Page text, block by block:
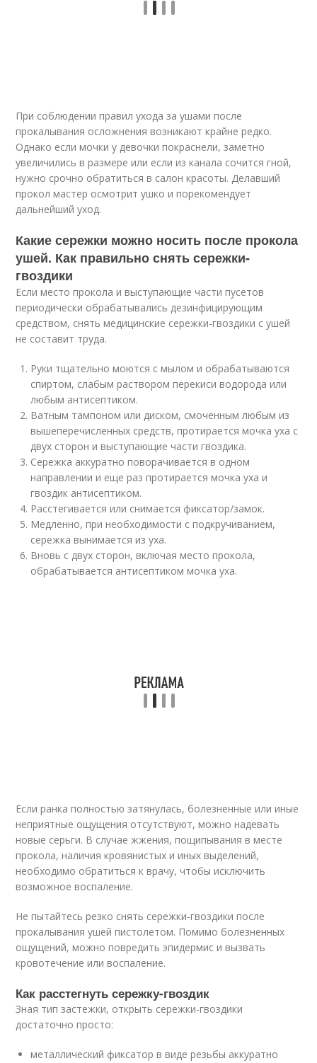
При соблюдении правил ухода за ушами после
прокалывания осложнения возникают крайне редко.
Однако если мочки у девочки покраснели, заметно
увеличились в размере или если из канала сочится гной,
нужно срочно обратиться в салон красоты. Делавший
прокол мастер осмотрит ушко и порекомендует
дальнейший уход.
Какие сережки можно носить после прокола
ушей. Как правильно снять сережки-
гвоздики
Если место прокола и выступающие части пусетов
периодически обрабатывались дезинфицирующим
средством, снять медицинские сережки-гвоздики с ушей
не составит труда.
Руки тщательно моются с мылом и обрабатываются
спиртом, слабым раствором перекиси водорода или
любым антисептиком.
Ватным тампоном или диском, смоченным любым из
вышеперечисленных средств, протирается мочка уха с
двух сторон и выступающие части гвоздика.
Сережка аккуратно поворачивается в одном
направлении и еще раз протирается мочка уха и
гвоздик антисептиком.
Расстегивается или снимается фиксатор/замок.
Медленно, при необходимости с подкручиванием,
сережка вынимается из уха.
Вновь с двух сторон, включая место прокола,
обрабатывается антисептиком мочка уха.
Если ранка полностью затянулась, болезненные или иные
неприятные ощущения отсутствуют, можно надевать
новые серьги. В случае жжения, пощипывания в месте
прокола, наличия кровянистых и иных выделений,
необходимо обратиться к врачу, чтобы исключить
возможное воспаление.
Не пытайтесь резко снять сережки-гвоздики после
прокалывания ушей пистолетом. Помимо болезненных
ощущений, можно повредить эпидермис и вызвать
кровотечение или воспаление.
Как расстегнуть сережку-гвоздик
Зная тип застежки, открыть сережки-гвоздики
достаточно просто:
металлический фиксатор в виде резьбы аккуратно